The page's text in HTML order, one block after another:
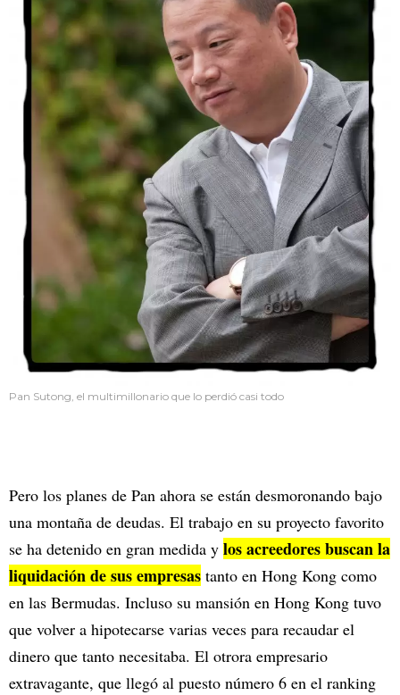
Pan Sutong, el multimillonario que lo perdió casi todo
Pero los planes de Pan ahora se están desmoronando bajo
una montaña de deudas. El trabajo en su proyecto favorito
se ha detenido en gran medida y los acreedores buscan la
liquidación de sus empresas tanto en Hong Kong como
en las Bermudas. Incluso su mansión en Hong Kong tuvo
que volver a hipotecarse varias veces para recaudar el
dinero que tanto necesitaba. El otrora empresario
extravagante, que llegó al puesto número 6 en el ranking